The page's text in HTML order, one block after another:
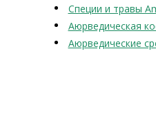
Специи и травы
Аюрведическая
Аюрведические